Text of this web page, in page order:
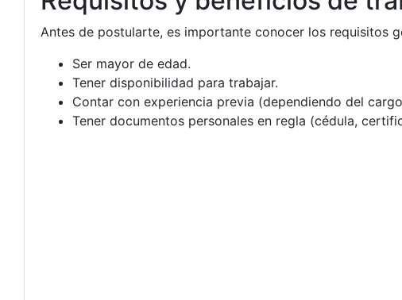
Antes de postularte, es importante conocer los requisitos
Ser mayor de edad.
Tener disponibilidad para trabajar.
Contar con experiencia previa (dependiendo del
Tener documentos personales en regla (cédula,